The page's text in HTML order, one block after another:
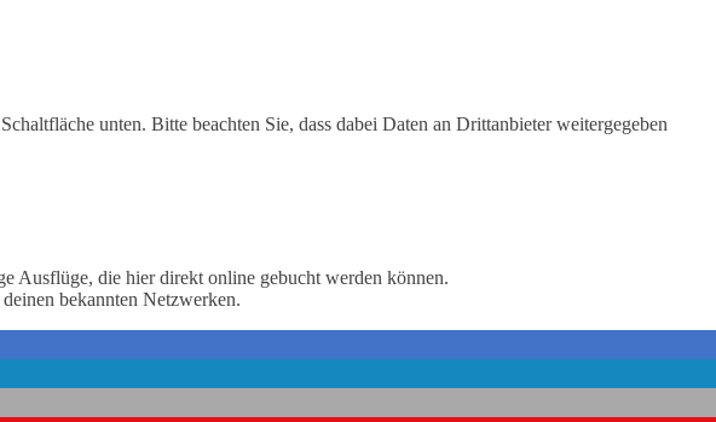
unten. Bitte beachten Sie, dass dabei Daten an Drittanbieter weitergegeben
Ausflüge, die hier direkt online gebucht werden können.
bekannten Netzwerken.